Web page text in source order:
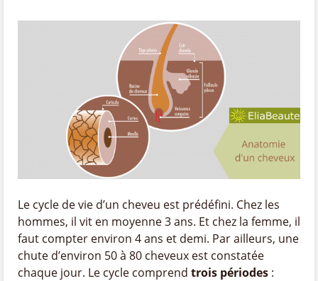
Le cycle de vie d’un cheveu est prédéfini. Chez les
hommes, il vit en moyenne 3 ans. Et chez la femme, il
faut compter environ 4 ans et demi. Par ailleurs, une
chute d’environ 50 à 80 cheveux est constatée
chaque jour. Le cycle comprend trois périodes :